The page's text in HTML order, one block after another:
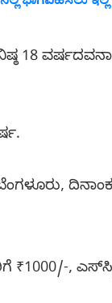
18
₹1000/-,